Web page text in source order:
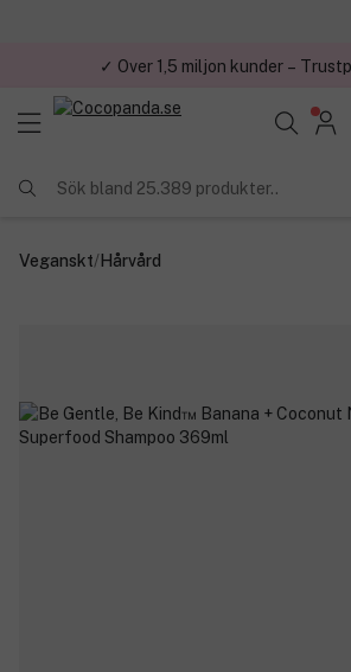
✓ Över 1,5 miljon kunder –
Sök bland 25.389 produkter..
Veganskt/Hårvård